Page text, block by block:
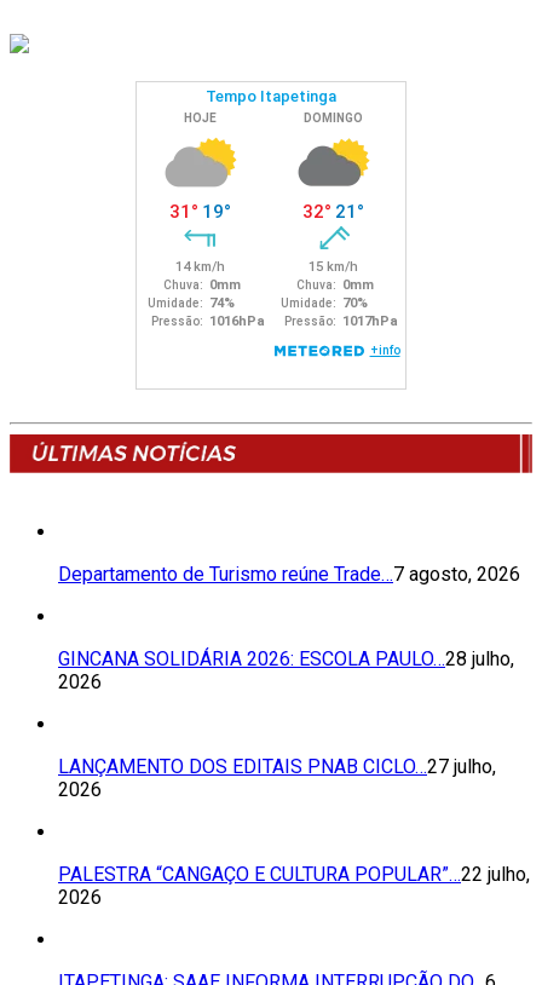
Departamento de Turismo reúne Trade…7 agosto, 2026
GINCANA SOLIDÁRIA 2026: ESCOLA PAULO…28 julho,
2026
LANÇAMENTO DOS EDITAIS PNAB CICLO…27 julho,
2026
PALESTRA “CANGAÇO E CULTURA POPULAR”…22 julho,
2026